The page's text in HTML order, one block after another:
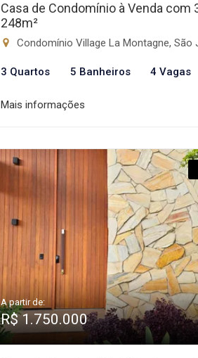
Casa de Condomínio à Venda com
248m²
Condomínio Village La Montagne, São José
3 Quartos 5 Banheiros 4 Vagas
Mais informações
A partir de:
R$ 1.750.000